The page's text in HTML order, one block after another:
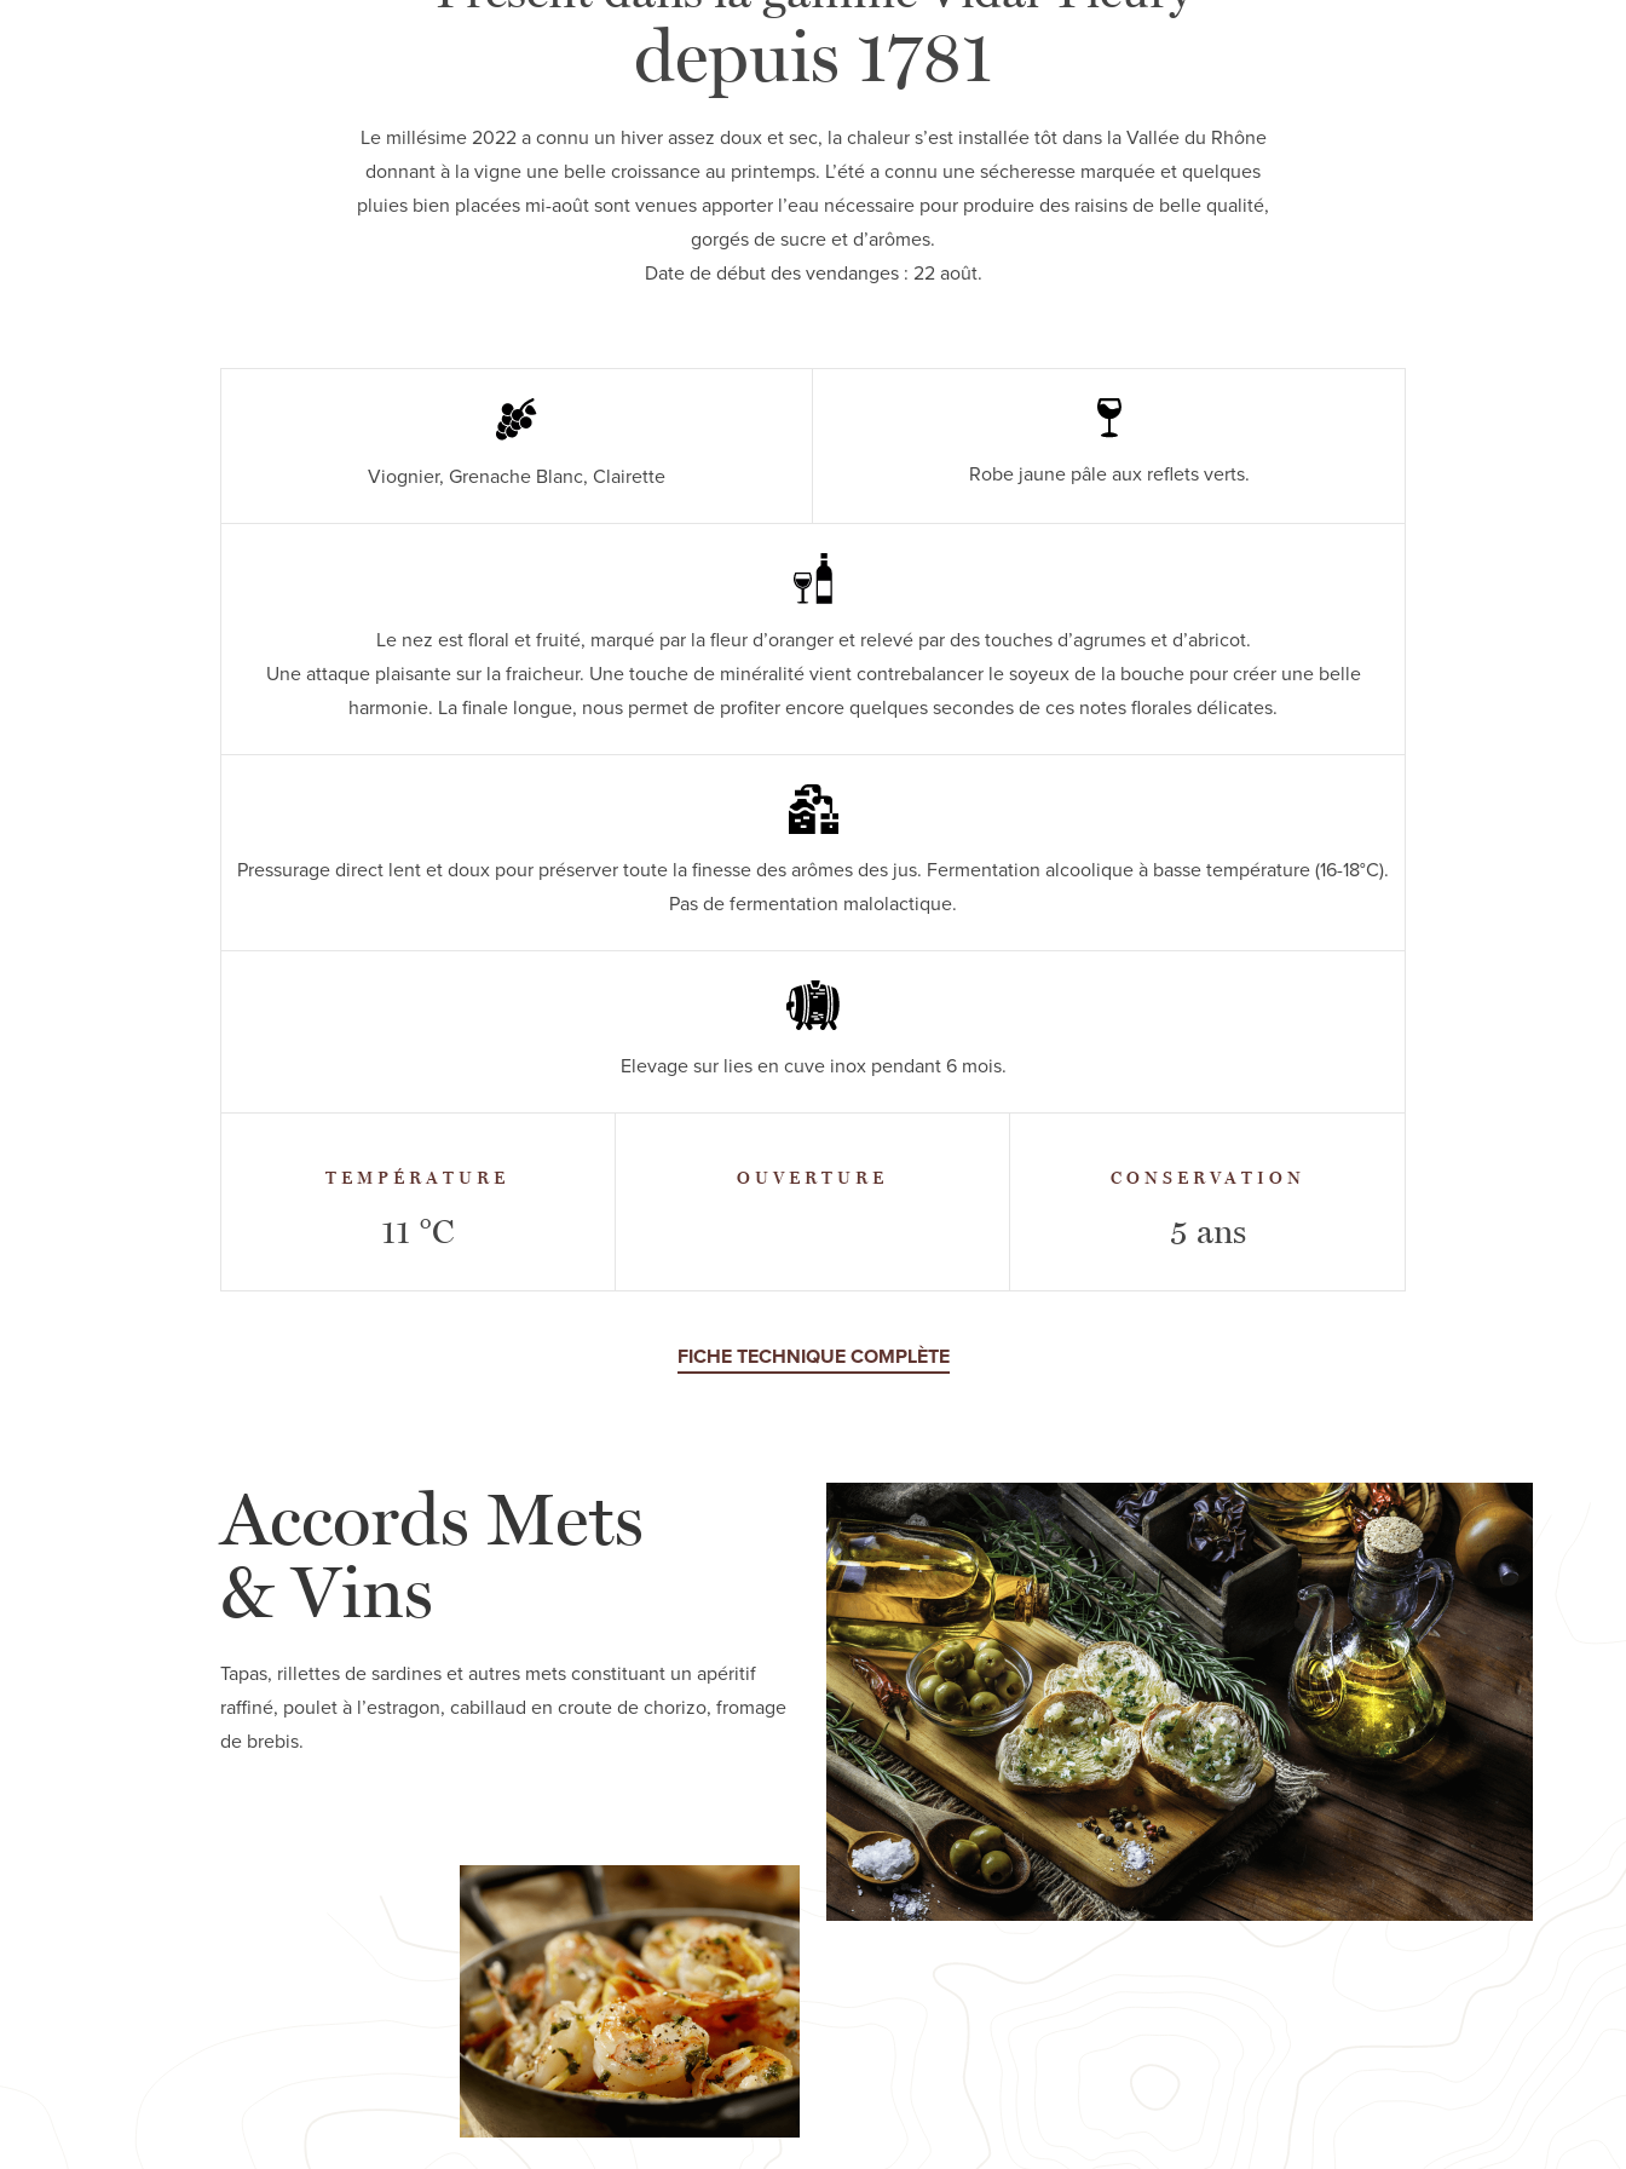
depuis 1781
Le millésime 2022 a connu un hiver assez doux et sec, la chaleur s’est installée tôt dans la Vallée du Rhône
donnant à la vigne une belle croissance au printemps. L’été a connu une sécheresse marquée et quelques
pluies bien placées mi-août sont venues apporter l’eau nécessaire pour produire des raisins de belle qualité,
gorgés de sucre et d’arômes.
Date de début des vendanges : 22 août.
Viognier, Grenache Blanc, Clairette Robe jaune pâle aux reflets verts.
Le nez est floral et fruité, marqué par la fleur d’oranger et relevé par des touches d’agrumes et d’abricot.
Une attaque plaisante sur la fraicheur. Une touche de minéralité vient contrebalancer le soyeux de la bouche pour créer une belle
harmonie. La finale longue, nous permet de profiter encore quelques secondes de ces notes florales délicates.
Pressurage direct lent et doux pour préserver toute la finesse des arômes des jus. Fermentation alcoolique à basse température (16-18°C).
Pas de fermentation malolactique.
Elevage sur lies en cuve inox pendant 6 mois.
TEMPÉRATURE
11 °C
OUVERTURE CONSERVATION
5 ans
FICHE TECHNIQUE COMPLÈTE
Accords Mets
& Vins
Tapas, rillettes de sardines et autres mets constituant un apéritif
raffiné, poulet à l’estragon, cabillaud en croute de chorizo, fromage
de brebis.